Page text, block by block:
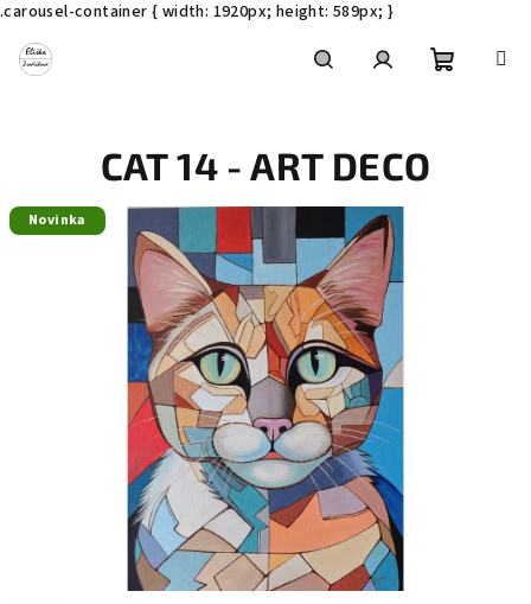
.carousel-container { width: 1920px; height: 589px; }
obsah
CAT 14 - ART DECO
Novinka